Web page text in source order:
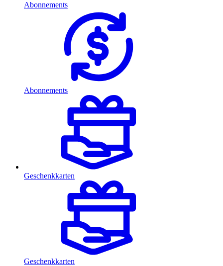
Abonnements
Abonnements
Geschenkkarten
Geschenkkarten